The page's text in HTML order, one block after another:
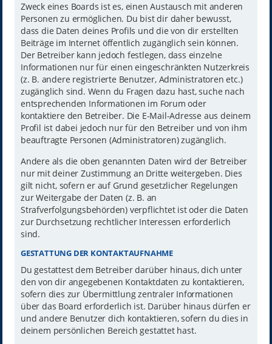
Zweck eines Boards ist es, einen Austausch mit anderen
Personen zu ermöglichen. Du bist dir daher bewusst,
dass die Daten deines Profils und die von dir erstellten
Beiträge im Internet öffentlich zugänglich sein können.
Der Betreiber kann jedoch festlegen, dass einzelne
Informationen nur für einen eingeschränkten Nutzerkreis
(z. B. andere registrierte Benutzer, Administratoren etc.)
zugänglich sind. Wenn du Fragen dazu hast, suche nach
entsprechenden Informationen im Forum oder
kontaktiere den Betreiber. Die E-Mail-Adresse aus deinem
Profil ist dabei jedoch nur für den Betreiber und von ihm
beauftragte Personen (Administratoren) zugänglich.
Andere als die oben genannten Daten wird der Betreiber
nur mit deiner Zustimmung an Dritte weitergeben. Dies
gilt nicht, sofern er auf Grund gesetzlicher Regelungen
zur Weitergabe der Daten (z. B. an
Strafverfolgungsbehörden) verpflichtet ist oder die Daten
zur Durchsetzung rechtlicher Interessen erforderlich
sind.
GESTATTUNG DER KONTAKTAUFNAHME
Du gestattest dem Betreiber darüber hinaus, dich unter
den von dir angegebenen Kontaktdaten zu kontaktieren,
sofern dies zur Übermittlung zentraler Informationen
über das Board erforderlich ist. Darüber hinaus dürfen er
und andere Benutzer dich kontaktieren, sofern du dies in
deinem persönlichen Bereich gestattet hast.